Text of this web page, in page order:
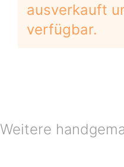
ausverkauft
verfügbar.
Weitere